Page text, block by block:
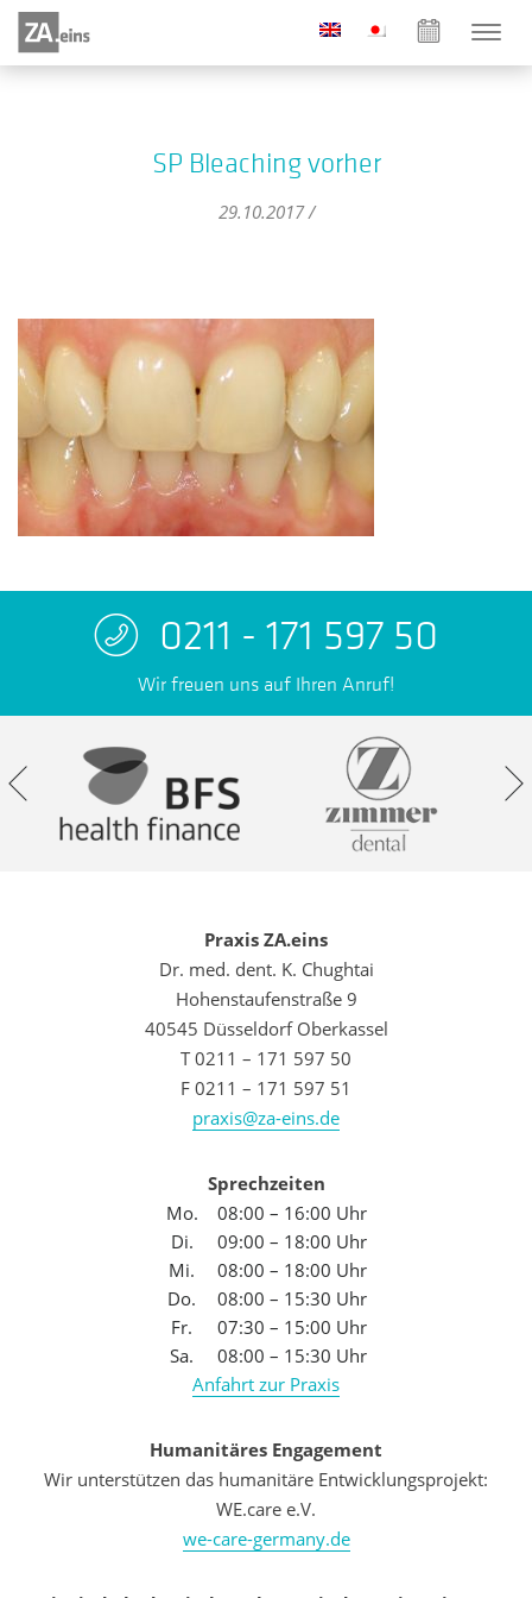
SP Bleaching vorher
29.10.2017 /
0211 - 171 597 50
Wir freuen uns auf Ihren Anruf!
Praxis ZA.eins
Dr. med. dent. K. Chughtai
Hohenstaufenstraße 9
40545 Düsseldorf Oberkassel
T 0211 – 171 597 50
F 0211 – 171 597 51
praxis@za-eins.de
Sprechzeiten
Mo.
08:00 – 16:00 Uhr
Di.
09:00 – 18:00 Uhr
Mi.
08:00 – 18:00 Uhr
Do.
08:00 – 15:30 Uhr
Fr.
07:30 – 15:00 Uhr
Sa.
08:00 – 15:30 Uhr
Anfahrt zur Praxis
Humanitäres Engagement
Wir unterstützen das humanitäre Entwicklungsprojekt:
WE.care e.V.
we-care-germany.de